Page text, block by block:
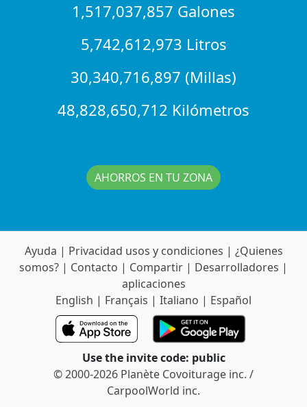
1,517,037,857 Galones
5,742,612,973 Litros
30,340,716,897 (Millas)
48,828,650,712 Kilómetros
AHORROS EN TU ZONA
Ayuda | Privacidad usos y condiciones | ¿Quienes
somos? | Contacto | Compartir | Desarrolladores |
aplicaciones
English | Français | Italiano | Español
Use the invite code: public
© 2000-2026 Planète Covoiturage inc. /
CarpoolWorld inc.